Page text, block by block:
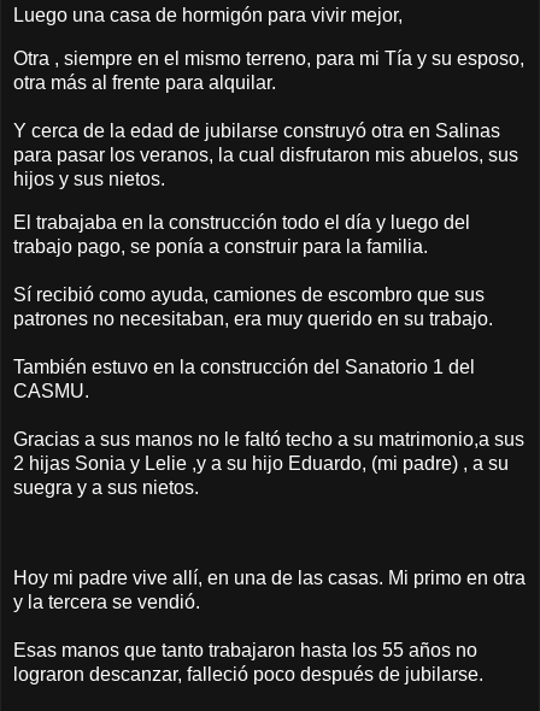
Luego una casa de hormigón para vivir mejor,
Otra , siempre en el mismo terreno, para mi Tía y su esposo,
otra más al frente para alquilar.
Y cerca de la edad de jubilarse construyó otra en Salinas
para pasar los veranos, la cual disfrutaron mis abuelos, sus
hijos y sus nietos.
El trabajaba en la construcción todo el día y luego del
trabajo pago, se ponía a construir para la familia.
Sí recibió como ayuda, camiones de escombro que sus
patrones no necesitaban, era muy querido en su trabajo.
También estuvo en la construcción del Sanatorio 1 del
CASMU.
Gracias a sus manos no le faltó techo a su matrimonio,a sus
2 hijas Sonia y Lelie ,y a su hijo Eduardo, (mi padre) , a su
suegra y a sus nietos.
Hoy mi padre vive allí, en una de las casas. Mi primo en otra
y la tercera se vendió.
Esas manos que tanto trabajaron hasta los 55 años no
lograron descanzar, falleció poco después de jubilarse.